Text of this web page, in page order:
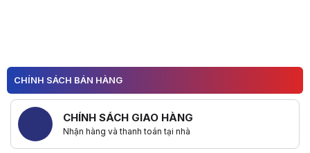
CHÍNH SÁCH BÁN HÀNG
CHÍNH SÁCH GIAO HÀNG
Nhận hàng và thanh toán tại nhà